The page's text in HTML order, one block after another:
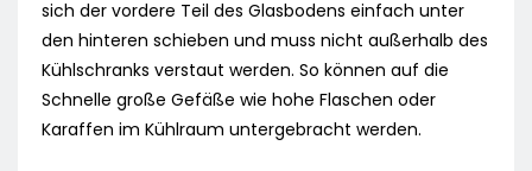
sich der vordere Teil des Glasbodens einfach unter
den hinteren schieben und muss nicht außerhalb des
Kühlschranks verstaut werden. So können auf die
Schnelle große Gefäße wie hohe Flaschen oder
Karaffen im Kühlraum untergebracht werden.